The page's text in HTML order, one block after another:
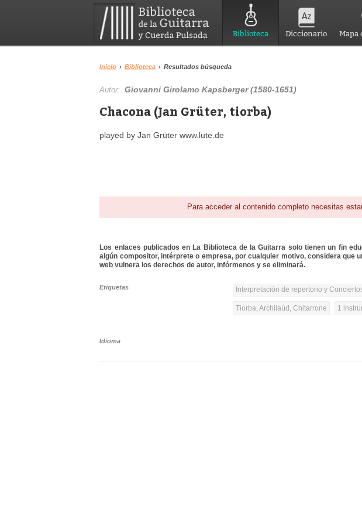
Biblioteca Diccionario Mapa
Inicio › Biblioteca › Resultados búsqueda
Autor:Giovanni Girolamo Kapsberger (1580-1651)
Chacona (Jan Grüter, tiorba)
played by Jan Grüter www.lute.de
Para acceder al contenido completo necesitas
Los enlaces publicados en La Biblioteca de la Guitarra solo tienen un fin
algún compositor, intérprete o empresa, por cualquier motivo, considera que
web vulnera los derechos de autor, infórmenos y se eliminará.
Etiquetas Interpretación de repertorio y
Tiorba, Archilaúd, Chitarrone 1
Idioma